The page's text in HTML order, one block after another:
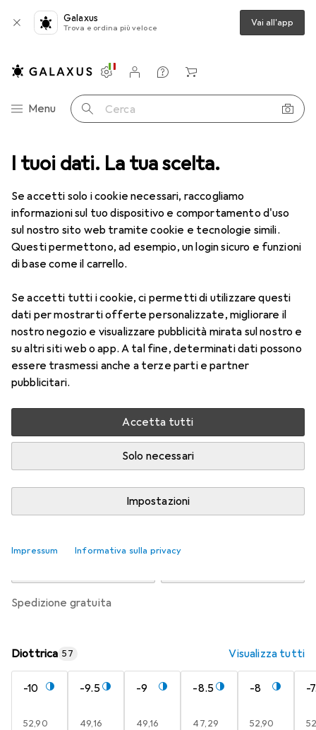
I tuoi dati. La tua scelta.
Se accetti solo i cookie necessari, raccogliamo
informazioni sul tuo dispositivo e comportamento d'uso
sul nostro sito web tramite cookie e tecnologie simili.
Questi permettono, ad esempio, un login sicuro e funzioni
di base come il carrello.
Se accetti tutti i cookie, ci permetti di utilizzare questi
dati per mostrarti offerte personalizzate, migliorare il
nostro negozio e visualizzare pubblicità mirata sul nostro e
su altri siti web o app. A tal fine, determinati dati possono
essere trasmessi anche a terze parti e partner
pubblicitari.
Accetta tutti
Solo necessari
Impostazioni
Impressum Informativa sulla privacy
Galaxus
Trova e ordina più veloce Vai all'app
Categoria Navigazione
Menu Cerca
Impostazioni
Conto cliente
Liste di confronto
Liste dei desideri
Carrello
Lenti a contatto Air Optix più HydraGlyde per l'astigmatismo
1 Immagine
Air Optix più HydraGlyde per
-1.25, Obiettivo mensile, 6 pz., Torico
Prezzo in EUR IVA incl.
EUR
51,64 EUR
8,61/1pz.
Consegna tra mer, 19/8 e ven, 21/8
Più di 10 pezzi in stock presso il fornitore
spedizione gratuita
Diottrica 57 Visualizza tutti
-10
EUR
52,90
-9.5
EUR
49,16
-9
EUR
49,16
-8.5
EUR
47,29
-8
EUR
52,90
-